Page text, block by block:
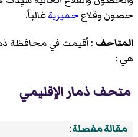
حصون وقلاعحميريةغالباً.
المتاحف : أقيمت في محافظة
هي :
متحف ذمار الإقليمي
مقالة مفصلة: